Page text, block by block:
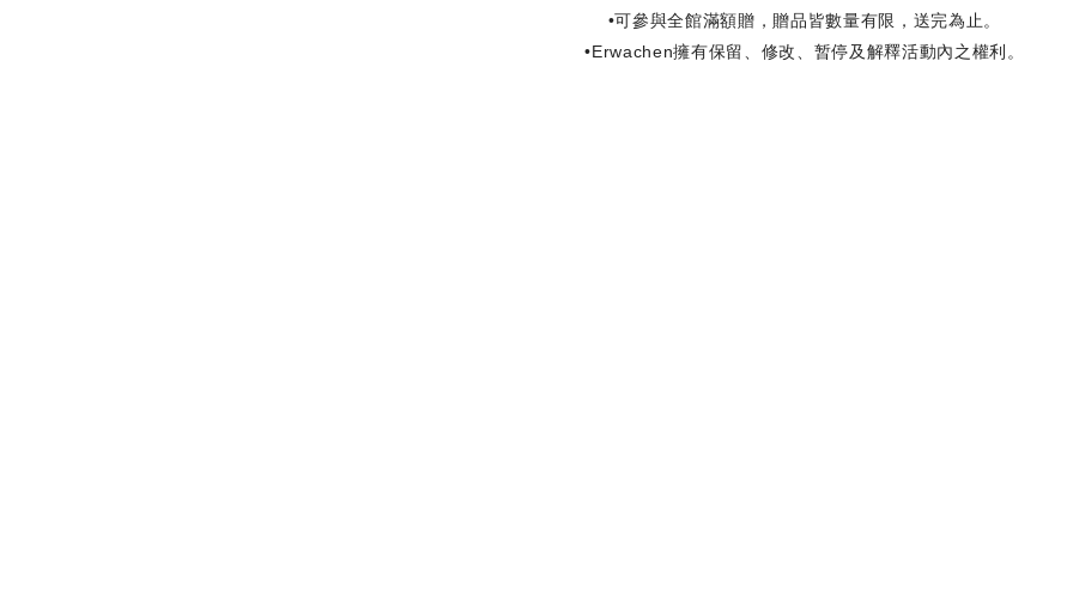
•可參與全館滿額贈，贈品皆數量有限，送完為止。
•Erwachen擁有保留、修改、暂停及解釋活動內之權利。